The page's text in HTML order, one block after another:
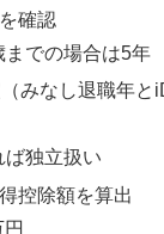
確認
での場合は5年
みなし退職年と
独立扱い
控除額を算出